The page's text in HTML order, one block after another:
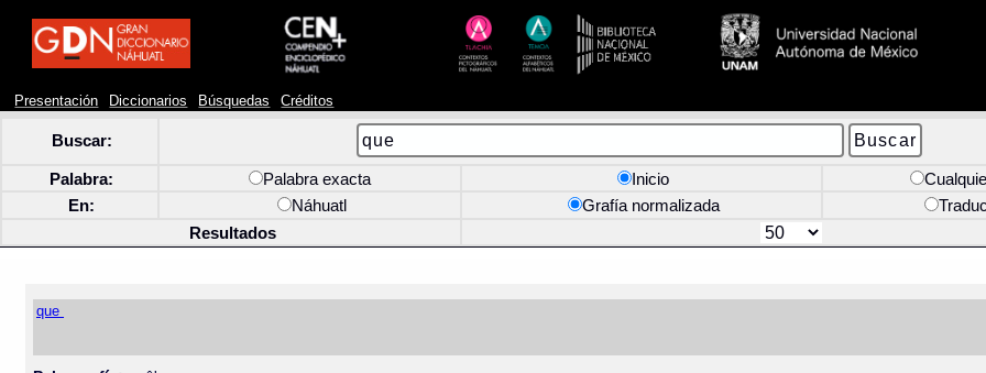
Presentación Diccionarios Búsquedas Créditos
Buscar:
Palabra: Palabra exacta Inicio
En:
Náhuatl Grafía normalizada
Resultados
que